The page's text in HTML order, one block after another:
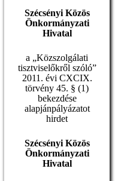
Szécsényi Közös
Önkormányzati
Hivatal
a „Közszolgálati
tisztviselőkről szóló”
2011. évi CXCIX.
törvény 45. § (1)
bekezdése
alapjánpályázatot
hirdet
Szécsényi Közös
Önkormányzati
Hivatal